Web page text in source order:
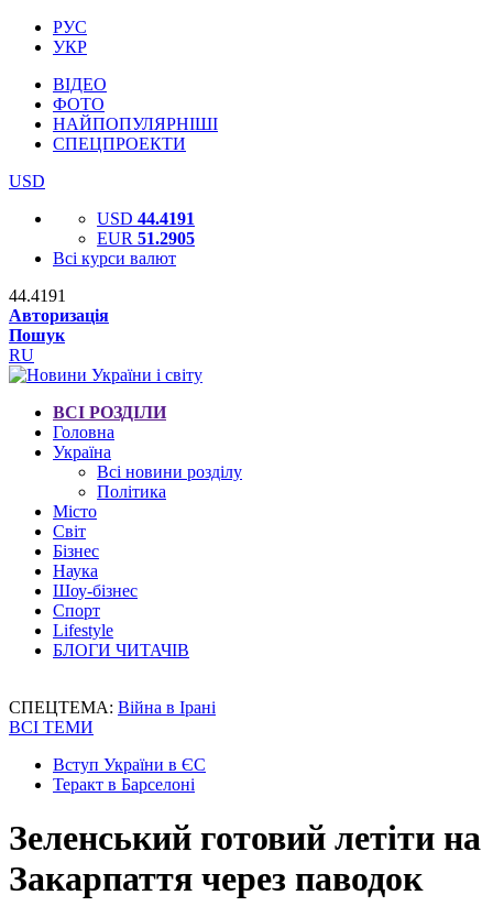
РУС
УКР
ВІДЕО
ФОТО
НАЙПОПУЛЯРНІШІ
СПЕЦПРОЕКТИ
USD
USD 44.4191
EUR 51.2905
Всі курси валют
44.4191
Авторизація
Пошук
RU
ВСІ РОЗДІЛИ
Головна
Україна
Всі новини розділу
Політика
Місто
Світ
Бізнес
Наука
Шоу-бізнес
Спорт
Lifestyle
БЛОГИ ЧИТАЧІВ
СПЕЦТЕМА: Війна в Ірані
ВСІ ТЕМИ
Вступ України в ЄС
Теракт в Барселоні
Зеленський готовий летіти на
Закарпаття через паводок